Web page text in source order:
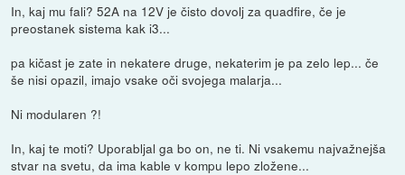
In, kaj mu fali? 52A na 12V je čisto dovolj za quadfire, če je
preostanek sistema kak i3...
pa kičast je zate in nekatere druge, nekaterim je pa zelo lep... če
še nisi opazil, imajo vsake oči svojega malarja...
Ni modularen ?!
In, kaj te moti? Uporabljal ga bo on, ne ti. Ni vsakemu najvažnejša
stvar na svetu, da ima kable v kompu lepo zložene...